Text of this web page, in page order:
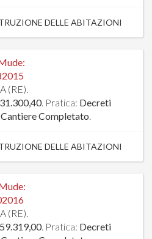
DELLE ABITAZIONI
(RE).
. Pratica: Decreti
Cantiere Completato.
DELLE ABITAZIONI
(RE).
. Pratica: Decreti